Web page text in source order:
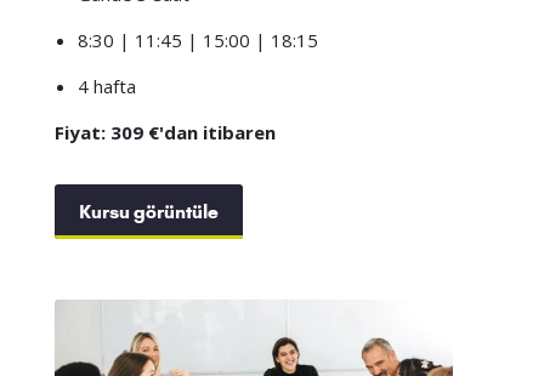
8:30 | 11:45 | 15:00 | 18:15
4 hafta
Fiyat: 309 €'dan itibaren
Kursu görüntüle